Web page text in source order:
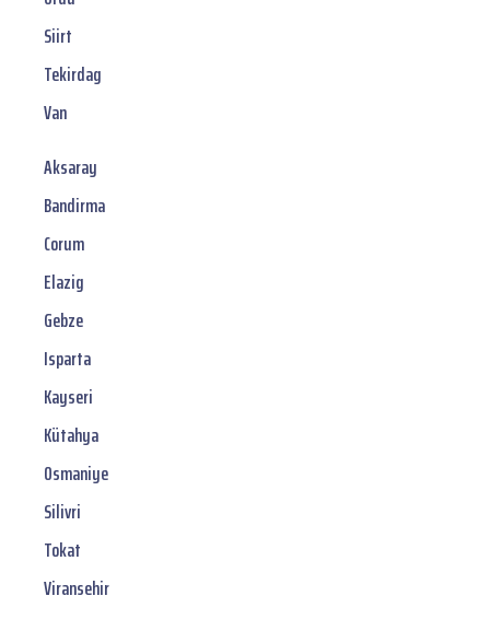
Siirt
Tekirdag
Van
Aksaray
Bandirma
Corum
Elazig
Gebze
Isparta
Kayseri
Kütahya
Osmaniye
Silivri
Tokat
Viransehir